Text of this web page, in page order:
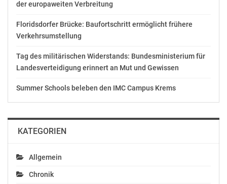
als Presenting Partner unterstützt. Volkswagen stellt
unter anderem einen exklusiven Shuttle-Service mit
verschiedenen Modellen wie Tiguan Allspace und
Arteon.
Weitere Partner sind: Klosterfrau, La Martina, Mionetto
Prosecco, Moroccanoil und Neubau Eyewear.
Regine von Kameke
Hubert Burda Media
Arabellastraße 23
81925 München
der europaweiten Verbreitung
Floridsdorfer Brücke: Baufortschritt ermöglicht frühere
Verkehrsumstellung
Tag des militärischen Widerstands: Bundesministerium für
Landesverteidigung erinnert an Mut und Gewissen
Summer Schools beleben den IMC Campus Krems
KATEGORIEN
Allgemein
Chronik